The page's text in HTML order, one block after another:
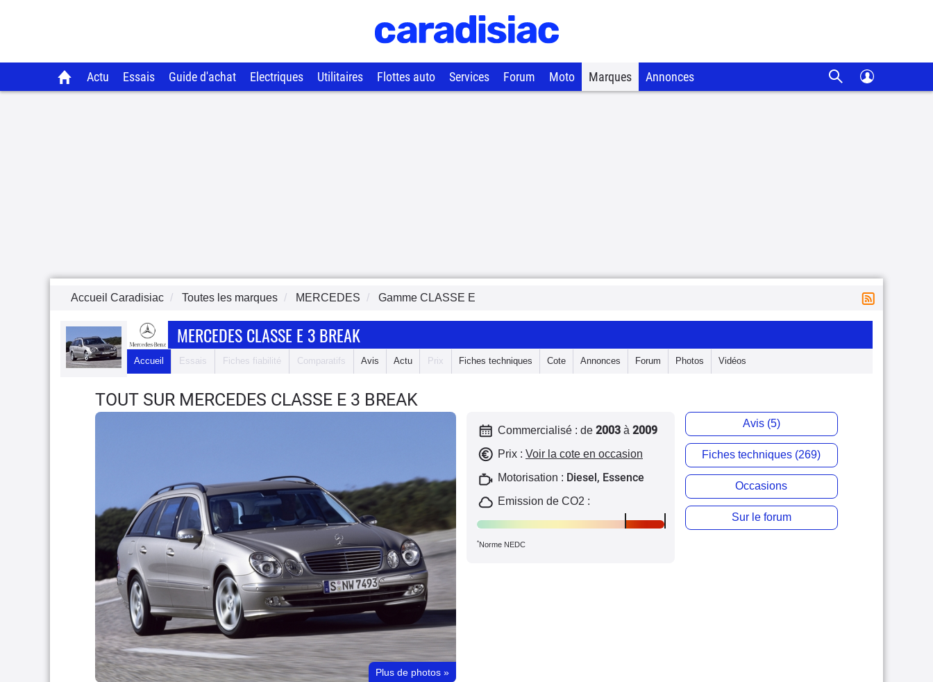
Actu Essais Guide d'achat Electriques Utilitaires Flottes auto Services Forum Moto Marques Annonces
Accueil Caradisiac Toutes les marques MERCEDES Gamme CLASSE E
MERCEDES CLASSE E 3 BREAK
Accueil Essais Fiches fiabilité Comparatifs Avis Actu Prix Fiches techniques Cote Annonces Forum Photos Vidéos
TOUT SUR MERCEDES CLASSE E 3 BREAK
Plus de photos »
Commercialisé : de 2003 à 2009
Prix : Voir la cote en occasion
Motorisation : Diesel, Essence
Emission de CO2 :
*Norme NEDC
Avis (5)
Fiches techniques (269)
Occasions
Sur le forum